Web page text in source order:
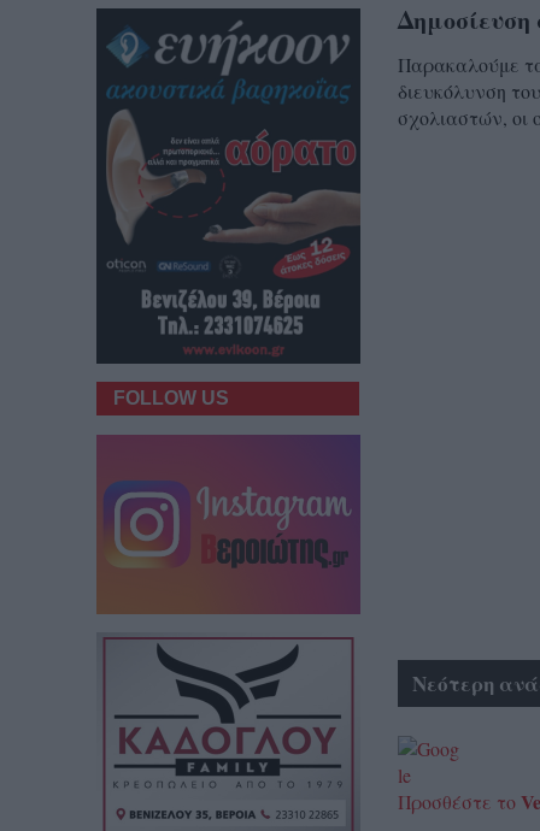
Δημοσίευση
Παρακαλούμε
διευκόλυνση
σχολιαστών, οι
Νεότερη
Προσθέστε το
FOLLOW US